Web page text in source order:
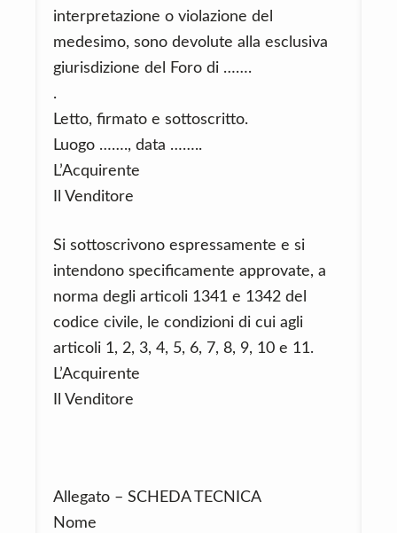
interpretazione o violazione del
medesimo, sono devolute alla esclusiva
giurisdizione del Foro di …….
.
Letto, firmato e sottoscritto.
Luogo ……., data ……..
L’Acquirente
Il Venditore
Si sottoscrivono espressamente e si
intendono specificamente approvate, a
norma degli articoli 1341 e 1342 del
codice civile, le condizioni di cui agli
articoli 1, 2, 3, 4, 5, 6, 7, 8, 9, 10 e 11.
L’Acquirente
Il Venditore
Allegato – SCHEDA TECNICA
Nome